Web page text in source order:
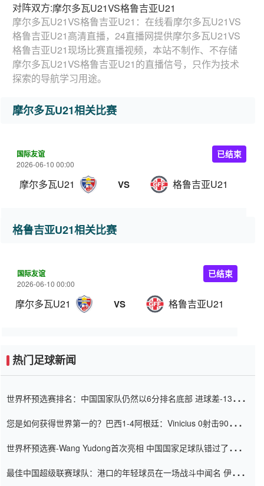
对阵双方:摩尔多瓦U21VS格鲁吉亚U21
摩尔多瓦U21VS格鲁吉亚U21：在线看摩尔多瓦U21VS
格鲁吉亚U21高清直播，24直播网提供摩尔多瓦U21VS
格鲁吉亚U21现场比赛直播视频，本站不制作、不存储
摩尔多瓦U21VS格鲁吉亚U21的直播信号，只作为技术
探索的导航学习用途。
摩尔多瓦U21相关比赛
国际友谊
2026-06-10 00:00
摩尔多瓦U21 VS 格鲁吉亚U21
已结束
格鲁吉亚U21相关比赛
国际友谊
2026-06-10 00:00
摩尔多瓦U21 VS 格鲁吉亚U21
已结束
热门足球新闻
世界杯预选赛排名：中国国家队仍然以6分排名底部 进球差-13令人
您是如何获得世界第一的？巴西1-4阿根廷：Vinicius 0射击90分钟
世界杯预选赛-Wang Yudong首次亮相 中国国家足球队错过了世界
最佳中国超级联赛球队：港口的年轻球员在一场战斗中闻名 伊万放